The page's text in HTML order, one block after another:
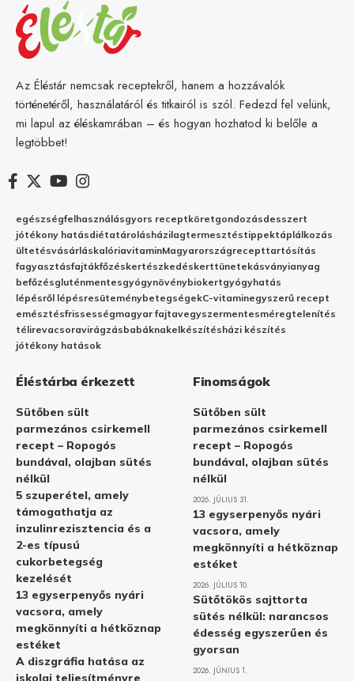
Az Éléstár nemcsak receptekről, hanem a hozzávalók
történetéről, használatáról és titkairól is szól. Fedezd fel velünk,
mi lapul az éléskamrában – és hogyan hozhatod ki belőle a
legtöbbet!
egészségfelhasználásgyors receptköretgondozásdesszert
jótékony hatásdiétatárolásházilagtermesztéstippektáplálkozás
ültetésvásárláskalóriavitaminMagyarországrecepttartósítás
fagyasztásfajtákfőzéskertészkedéskerttünetekásványianyag
befőzésgluténmentesgyógynövénybiokertgyógyhatás
lépésről lépésresüteménybetegségekC-vitaminegyszerű recept
emésztésfrissességmagyar fajtavegyszermentesméregtelenítés
télirevacsoravirágzásbabáknakelkészítésházi készítés
jótékony hatások
Éléstárba érkezett
Sütőben sült
parmezános csirkemell
recept – Ropogós
bundával, olajban sütés
nélkül
5 szuperétel, amely
támogathatja az
inzulinrezisztencia és a
2-es típusú
cukorbetegség
kezelését
13 egyserpenyős nyári
vacsora, amely
megkönnyíti a hétköznap
estéket
A diszgráfia hatása az
iskolai teljesítményre
Finomságok
Sütőben sült
parmezános csirkemell
recept – Ropogós
bundával, olajban sütés
nélkül
2026. JÚLIUS 31.
13 egyserpenyős nyári
vacsora, amely
megkönnyíti a hétköznap
estéket
2026. JÚLIUS 10.
Sütőtökös sajttorta
sütés nélkül: narancsos
édesség egyszerűen és
gyorsan
2026. JÚNIUS 1.